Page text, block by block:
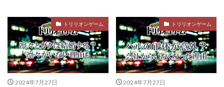
トリリオンゲーム
2024年7月27日
トリリオンゲーム
2024年7月27日